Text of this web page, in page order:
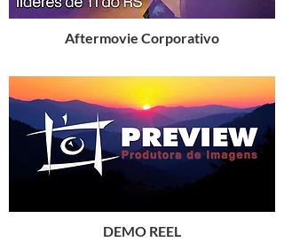
Aftermovie Corporativo
DEMO REEL